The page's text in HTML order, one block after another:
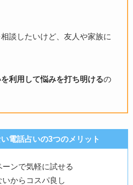
相談したいけど、友人や家族に
利用して悩みを打ち明けるの
電話占いの3つのメリット
ンで気軽に試せる
からコスパ良し